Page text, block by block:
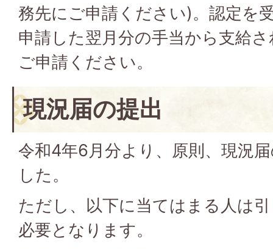
務先にご申請ください)。認定を
申請した翌月分の手当から支給
ご申請ください。
現況届の提出
令和4年6月分より、原則、現況
した。
ただし、以下に当てはまる人は
必要となります。